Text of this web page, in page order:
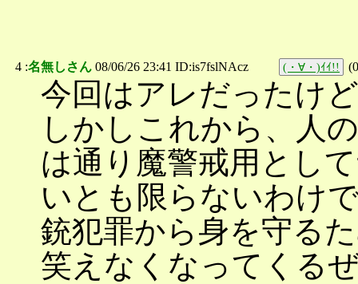
4 :名無しさん 08/06/26 23:41 ID:is7fslNAcz (・∀・)ｲｲ!! (0
今回はアレだったけ
しかしこれから、人
は通り魔警戒用とし
いとも限らないわけ
銃犯罪から身を守る
笑えなくなってくる